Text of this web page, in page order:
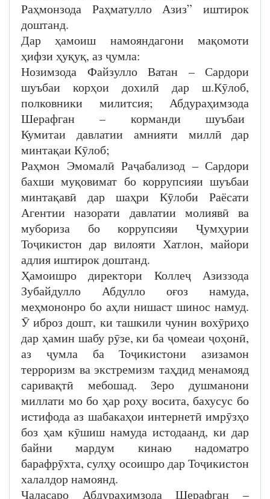
Раҳмонзода Раҳматулло Азиз” иштирок
доштанд.
Дар ҳамоиш намояндагони мақомоти
ҳифзи ҳуқуқ, аз ҷумла:
Нозимзода Файзулло Ватан – Сардори
шуъбаи корҳои дохилӣ дар ш.Кӯлоб,
полковники милитсия; Абдураҳимзода
Шерафган – корманди шуъбаи
Кумитаи давлатии амнияти миллӣ дар
минтақаи Кӯлоб;
Раҳмон Эмомалӣ Раҷабализод – Сардори
бахши муқовимат бо коррупсияи шуъбаи
минтақавӣ дар шаҳри Кӯлоби Раёсати
Агентии назорати давлатии молиявӣ ва
мубориза бо коррупсияи Ҷумҳурии
Тоҷикистон дар вилояти Хатлон, майори
адлия иштирок доштанд.
Ҳамоишро директори Коллеҷ Азиззода
Зубайдулло Абдулло оғоз намуда,
меҳмононро бо аҳли нишаст шинос намуд.
Ӯ иброз дошт, ки ташкили чунин вохӯриҳо
дар ҳамин шабу рӯзе, ки ба ҷомеаи ҷоҳонӣ,
аз ҷумла ба Тоҷикистони азизамон
терроризм ва экстремизм таҳдид менамояд
саривақтӣ мебошад. Зеро душманони
миллати мо бо ҳар роҳу восита, бахусус бо
истифода аз шабакаҳои интернетӣ имрӯзҳо
боз ҳам кӯшиш намуда истодаанд, ки дар
байни мардум кинаю надоматро
барафрӯхта, сулҳу осоишро дар Тоҷикистон
халалдор намоянд.
Ҷаласаро Абдураҳимзода Шерафган –